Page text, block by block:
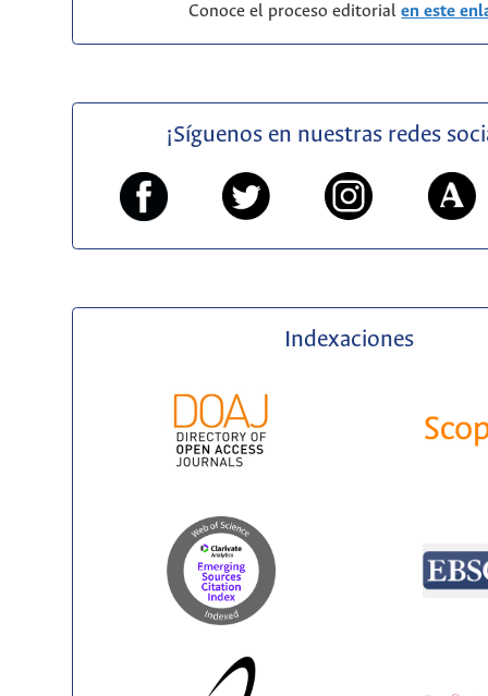
Conoce el proceso editorialen este
¡Síguenos en nuestras redes
Indexaciones